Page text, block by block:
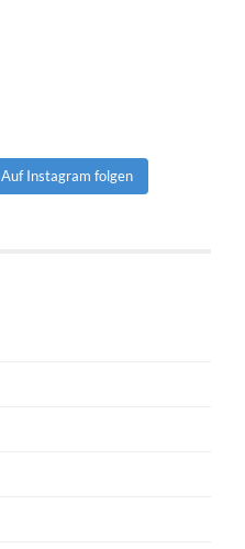
Auf Instagram folgen